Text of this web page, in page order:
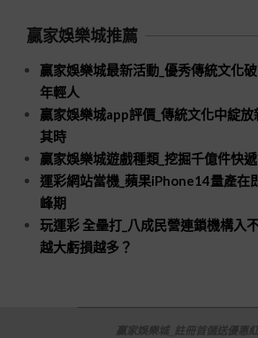
贏家娛樂城推薦
贏家娛樂城最新活動_優秀傳統文化
年輕人
贏家娛樂城app評價_傳統文化中綻
其時
贏家娛樂城遊戲種類_挖掘千億件快
運彩網站當機_蘋果iPhone14量產在
峰期
玩運彩 全壘打_八成民營連鎖機構入
越大虧損越多？
贏家娛樂城_註冊首儲送優惠